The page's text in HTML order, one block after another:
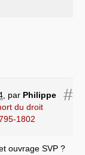
#
par Philippe
du droit
1802
ouvrage SVP ?